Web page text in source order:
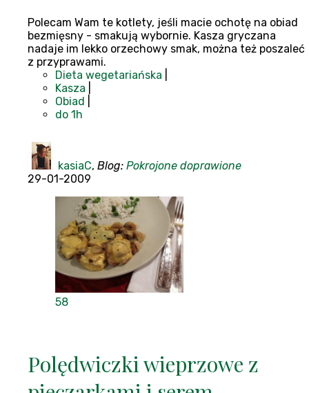
Polecam Wam te kotlety, jeśli macie ochotę na obiad
bezmięsny - smakują wybornie. Kasza gryczana
nadaje im lekko orzechowy smak, można też poszaleć
z przyprawami.
Dieta wegetariańska
Kasza
Obiad
do 1h
kasiaC, Blog: Pokrojone doprawione
29-01-2009
58
Polędwiczki wieprzowe z